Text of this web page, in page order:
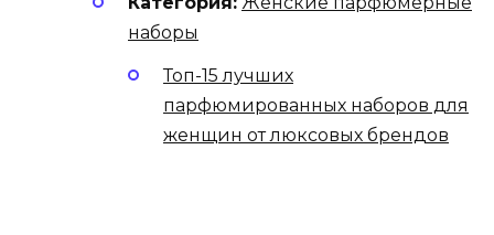
наборы
Топ-15 лучших
парфюмированных наборов для
женщин от люксовых брендов